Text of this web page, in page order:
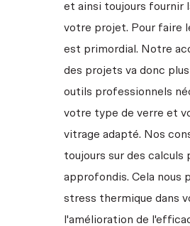
et ainsi toujours fournir
votre projet. Pour faire
est primordial. Notre
des projets va donc
outils professionnels
votre type de verre et
vitrage adapté. Nos
toujours sur des calculs
approfondis. Cela nous
stress thermique dans
l'amélioration de